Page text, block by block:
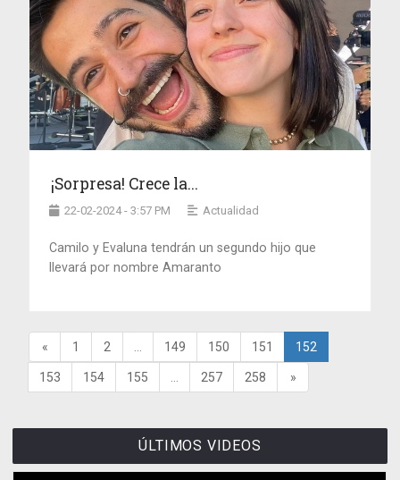
¡Sorpresa! Crece la...
22-02-2024 - 3:57 PM Actualidad
Camilo y Evaluna tendrán un segundo hijo que
llevará por nombre Amaranto
« 1 2 149 150 151 152
153 154 155 257 258 »
ÚLTIMOS VIDEOS